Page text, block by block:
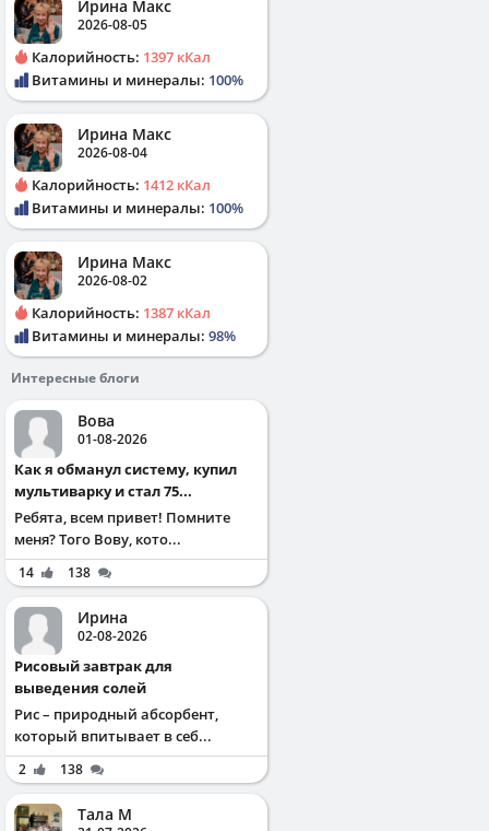
Ирина Макс
2026-08-05
Калорийность: 1397 кКал
Витамины и минералы: 100%
Ирина Макс
2026-08-04
Калорийность: 1412 кКал
Витамины и минералы: 100%
Ирина Макс
2026-08-02
Калорийность: 1387 кКал
Витамины и минералы: 98%
Интересные блоги
Вова
01-08-2026
Как я обманул систему, купил
мультиварку и стал 75...
Ребята, всем привет! Помните
меня? Того Вову, кото...
14 138
Ирина
02-08-2026
Рисовый завтрак для
выведения солей
Рис – природный абсорбент,
который впитывает в себ...
2 138
Тала М